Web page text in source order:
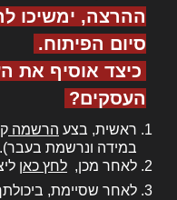
ההרצה, ימשיכו
סיום הפיתוח.
כיצד אוסיף את
העסקים?
ראשית, בצע הרשמה
במידה ונרשמת בעבר).
לאחר מכן, לחץ כאן
לאחר שסיימת,